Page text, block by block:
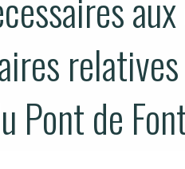
Pont de